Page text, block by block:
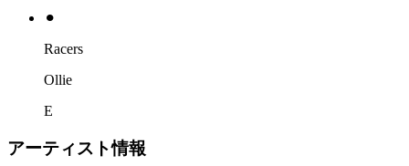
⚫︎
Racers
Ollie
E
アーティスト情報